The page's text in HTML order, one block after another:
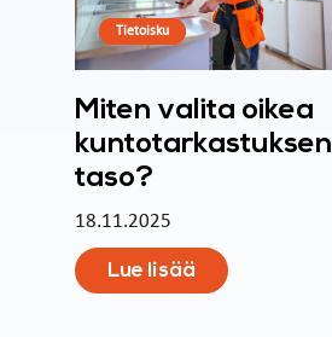
Tietoisku
Miten valita oikea
kuntotarkastuksen
taso?
18.11.2025
Lue lisää